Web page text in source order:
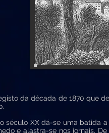
da década de 1870 que
XX dá-se uma batida
e alastra-se nos jornais.